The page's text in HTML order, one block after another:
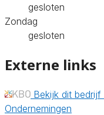
gesloten
Zondag
gesloten
Externe links
Bekijk dit
Ondernemingen